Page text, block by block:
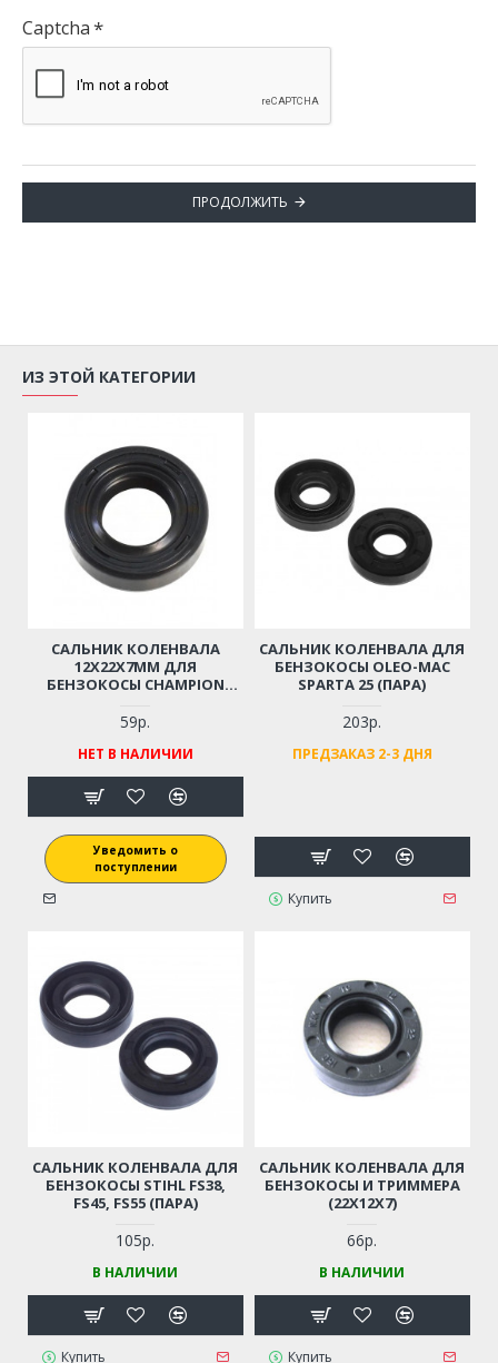
Captcha
ПРОДОЛЖИТЬ
ИЗ ЭТОЙ КАТЕГОРИИ
САЛЬНИК КОЛЕНВАЛА
12Х22Х7ММ ДЛЯ
БЕНЗОКОСЫ CHAMPION
AG243, AG252 HT625R HT726R
PP126, GP25
59р.
НЕТ В НАЛИЧИИ
Уведомить о
поступлении
САЛЬНИК КОЛЕНВАЛА ДЛЯ
БЕНЗОКОСЫ OLEO-MAC
SPARTA 25 (ПАРА)
203р.
ПРЕДЗАКАЗ 2-3 ДНЯ
Купить
САЛЬНИК КОЛЕНВАЛА ДЛЯ
БЕНЗОКОСЫ STIHL FS38,
FS45, FS55 (ПАРА)
105р.
В НАЛИЧИИ
Купить
САЛЬНИК КОЛЕНВАЛА ДЛЯ
БЕНЗОКОСЫ И ТРИММЕРА
(22Х12Х7)
66р.
В НАЛИЧИИ
Купить